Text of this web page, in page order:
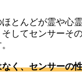
とんどが霊や心
してセンサーそ
く、センサーの